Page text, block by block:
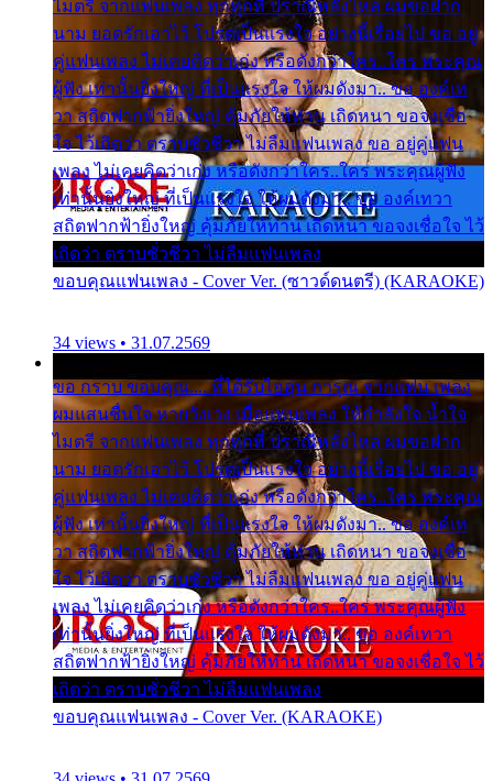
ไมตรี จากแฟนเพลง ทุกทุกที่ ปราณีหลั่งไหล ผมขอฝาก
นาม ยอดรักเอาไว้ โปรดเป็นแรงใจ อย่างนี้เรื่อยไป ขอ อยู่
คู่แฟนเพลง ไม่เคยคิดว่าเก่ง หรือดังกว่าใคร..ใคร พระคุณ
ผู้ฟัง เท่านั้นยิ่งใหญ่ ที่เป็นแรงใจ ให้ผมดังมา.. ขอ องค์เท
วา สถิตฟากฟ้ายิ่งใหญ่ คุ้มภัยให้ท่าน เถิดหนา ขอจงเชื่อ
ใจ ไว้เถิดว่า ตราบชั่วชีวา ไม่ลืมแฟนเพลง ขอ อยู่คู่แฟน
เพลง ไม่เคยคิดว่าเก่ง หรือดังกว่าใคร..ใคร พระคุณผู้ฟัง
เท่านั้นยิ่งใหญ่ ที่เป็นแรงใจ ให้ผมดังมา.. ขอ องค์เทวา
สถิตฟากฟ้ายิ่งใหญ่ คุ้มภัยให้ท่าน เถิดหนา ขอจงเชื่อใจ ไว้
เถิดว่า ตราบชั่วชีวา ไม่ลืมแฟนเพลง
ขอบคุณแฟนเพลง - Cover Ver. (ซาวด์ดนตรี) (KARAOKE)
34 views • 31.07.2569
ขอ กราบ ขอบคุณ.... ที่ได้รับไออุ่น การุณ จากแฟน เพลง
ผมแสนชื่นใจ หายวังเวง เมื่อแฟนเพลง ให้กำลังใจ น้ำใจ
ไมตรี จากแฟนเพลง ทุกทุกที่ ปราณีหลั่งไหล ผมขอฝาก
นาม ยอดรักเอาไว้ โปรดเป็นแรงใจ อย่างนี้เรื่อยไป ขอ อยู่
คู่แฟนเพลง ไม่เคยคิดว่าเก่ง หรือดังกว่าใคร..ใคร พระคุณ
ผู้ฟัง เท่านั้นยิ่งใหญ่ ที่เป็นแรงใจ ให้ผมดังมา.. ขอ องค์เท
วา สถิตฟากฟ้ายิ่งใหญ่ คุ้มภัยให้ท่าน เถิดหนา ขอจงเชื่อ
ใจ ไว้เถิดว่า ตราบชั่วชีวา ไม่ลืมแฟนเพลง ขอ อยู่คู่แฟน
เพลง ไม่เคยคิดว่าเก่ง หรือดังกว่าใคร..ใคร พระคุณผู้ฟัง
เท่านั้นยิ่งใหญ่ ที่เป็นแรงใจ ให้ผมดังมา.. ขอ องค์เทวา
สถิตฟากฟ้ายิ่งใหญ่ คุ้มภัยให้ท่าน เถิดหนา ขอจงเชื่อใจ ไว้
เถิดว่า ตราบชั่วชีวา ไม่ลืมแฟนเพลง
ขอบคุณแฟนเพลง - Cover Ver. (KARAOKE)